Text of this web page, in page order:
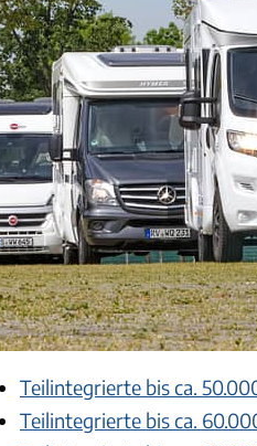
Teilintegrierte bis ca.
Teilintegrierte bis ca.